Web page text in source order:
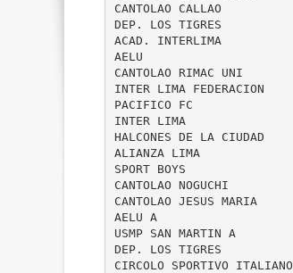
CANTOLAO CALLAO
DEP. LOS TIGRES
ACAD. INTERLIMA
AELU
CANTOLAO RIMAC UNI
INTER LIMA FEDERACION
PACIFICO FC
INTER LIMA
HALCONES DE LA CIUDAD
ALIANZA LIMA
SPORT BOYS
CANTOLAO NOGUCHI
CANTOLAO JESUS MARIA
AELU A
USMP SAN MARTIN A
DEP. LOS TIGRES
CIRCOLO SPORTIVO ITALIANO